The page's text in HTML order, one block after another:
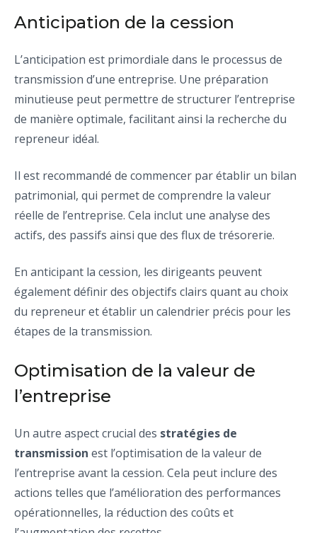
Anticipation de la cession
L’anticipation est primordiale dans le processus de
transmission d’une entreprise. Une préparation
minutieuse peut permettre de structurer l’entreprise
de manière optimale, facilitant ainsi la recherche du
repreneur idéal.
Il est recommandé de commencer par établir un bilan
patrimonial, qui permet de comprendre la valeur
réelle de l’entreprise. Cela inclut une analyse des
actifs, des passifs ainsi que des flux de trésorerie.
En anticipant la cession, les dirigeants peuvent
également définir des objectifs clairs quant au choix
du repreneur et établir un calendrier précis pour les
étapes de la transmission.
Optimisation de la valeur de
l’entreprise
Un autre aspect crucial des stratégies de
transmission est l’optimisation de la valeur de
l’entreprise avant la cession. Cela peut inclure des
actions telles que l’amélioration des performances
opérationnelles, la réduction des coûts et